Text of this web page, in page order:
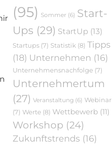
(95) Sommer (6) Start-
Ups (29) StartUp (13)
Startups (7) Statistik (8) Tipps
(18) Unternehmen (16)
Unternehmensnachfolge (7)
Unternehmertum
(27) Veranstaltung (6) Webinar
(7) Werte (8) Wettbewerb (11)
Workshop (24)
Zukunftstrends (16)